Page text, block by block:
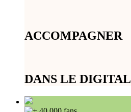
ACCOMPAGNER
DANS LE DIGITAL